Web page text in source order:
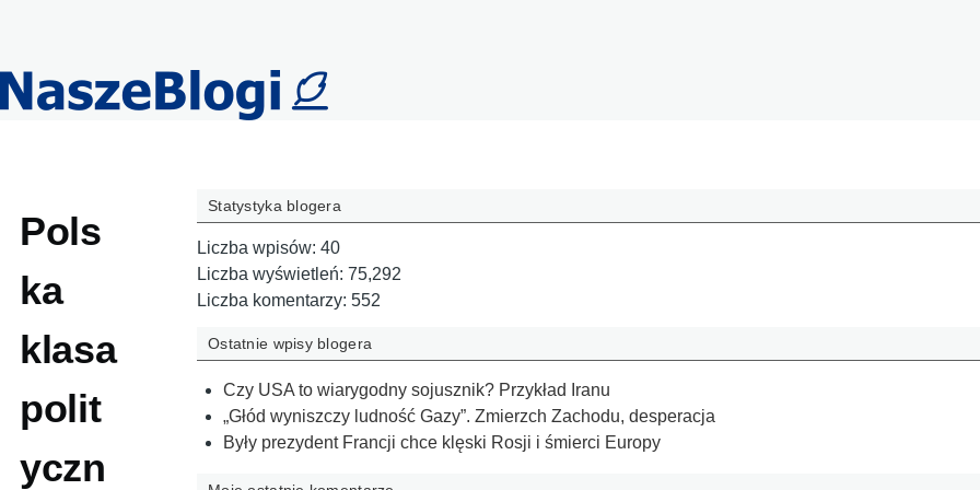
Pols
ka
klasa
polit
yczn
Statystyka blogera
Liczba wpisów: 40
Liczba wyświetleń: 75,292
Liczba komentarzy: 552
Ostatnie wpisy blogera
Czy USA to wiarygodny sojusznik? Przykład Iranu
„Głód wyniszczy ludność Gazy”. Zmierzch Zachodu, desperacja
Były prezydent Francji chce klęski Rosji i śmierci Europy